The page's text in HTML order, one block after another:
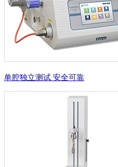
单腔独立测试 安全可靠